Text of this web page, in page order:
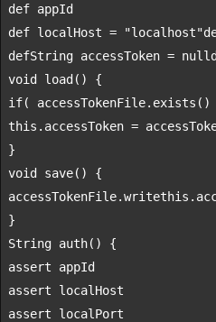
def
def localHost = "localhost"
defString accessToken = null
void
if
this .accessToken =
void save() {
accessTokenFile.writethis
String
assert
assert
assert